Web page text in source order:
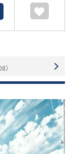
）